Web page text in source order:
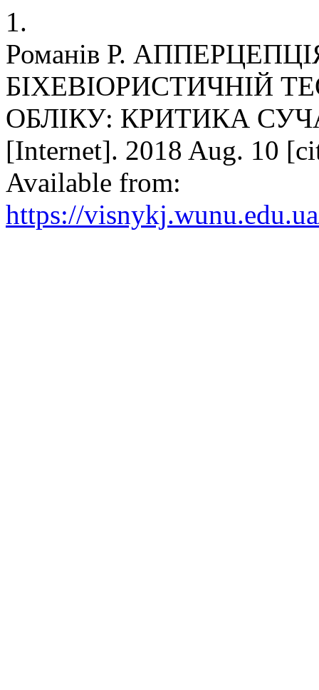
1.
Романів Р.
БІХЕВІОРИСТИЧНІЙ
ОБЛІКУ: КРИТИКА
[Internet]. 2018 Aug. 10
Available from:
https://